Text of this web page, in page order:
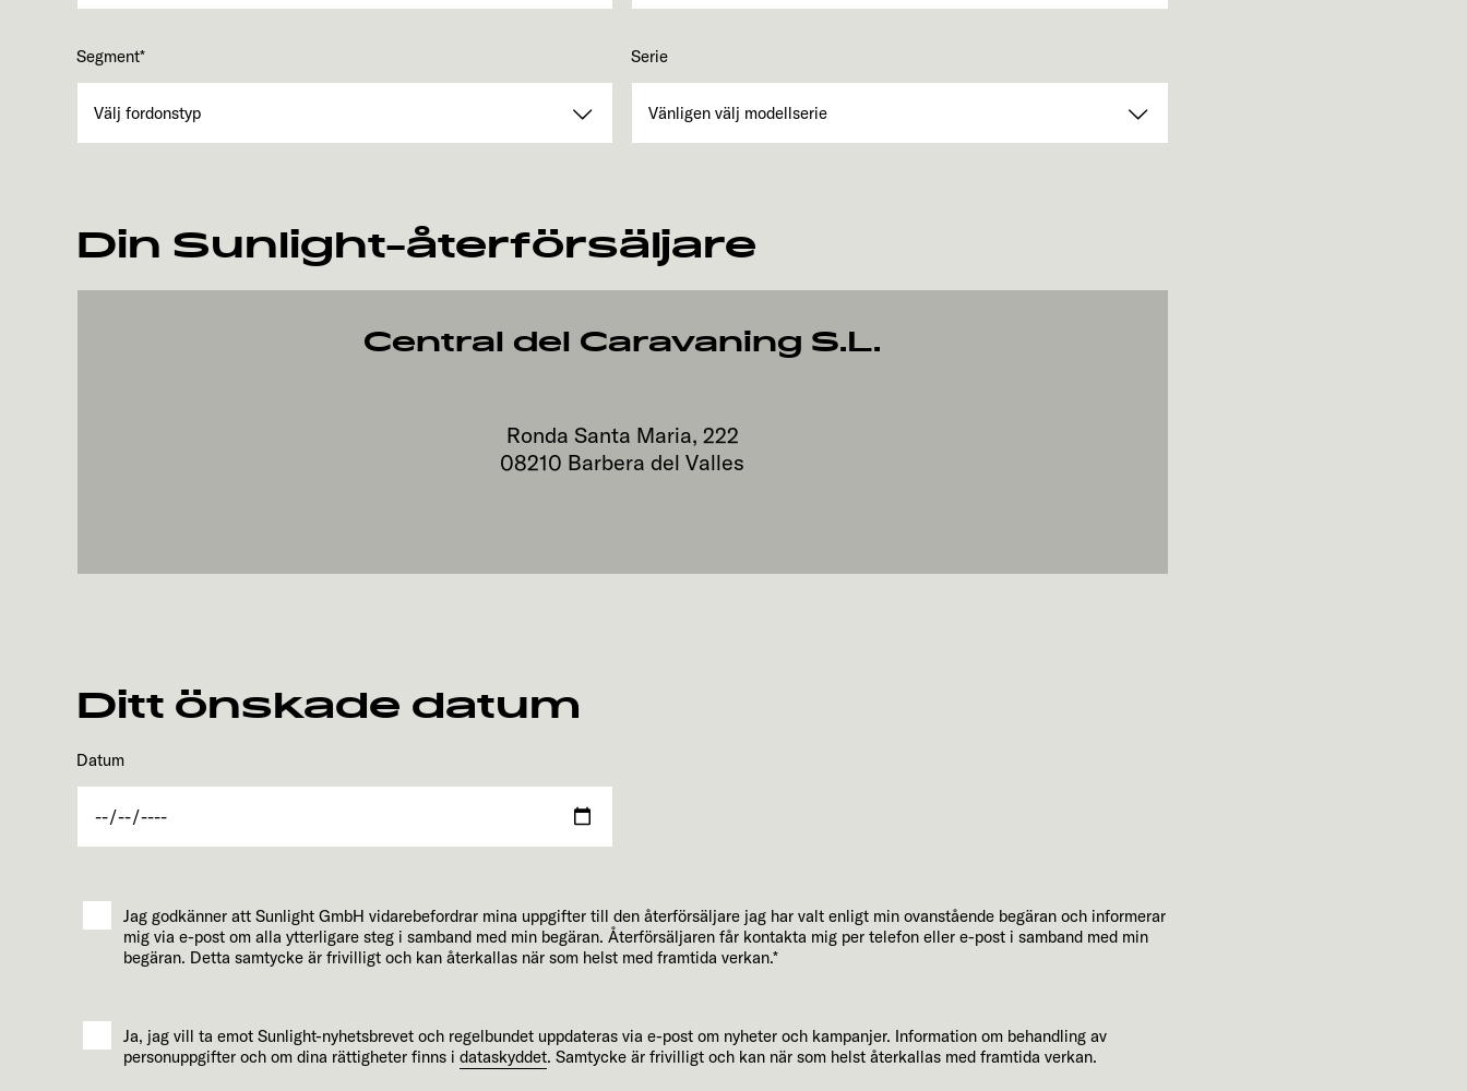
Segment* Serie
Din Sunlight-återförsäljare
Central del Caravaning S.L.
Ronda Santa Maria, 222
08210 Barbera del Valles
Ditt önskade datum
Datum
Jag godkänner att Sunlight GmbH vidarebefordrar mina uppgifter till den återförsäljare jag har valt enligt min ovanstående begäran och informerar
mig via e-post om alla ytterligare steg i samband med min begäran. Återförsäljaren får kontakta mig per telefon eller e-post i samband med min
begäran. Detta samtycke är frivilligt och kan återkallas när som helst med framtida verkan.*
Ja, jag vill ta emot Sunlight-nyhetsbrevet och regelbundet uppdateras via e-post om nyheter och kampanjer. Information om behandling av
personuppgifter och om dina rättigheter finns i dataskyddet. Samtycke är frivilligt och kan när som helst återkallas med framtida verkan.